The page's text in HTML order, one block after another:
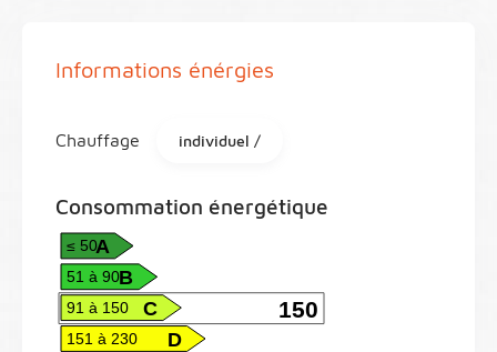
Informations énérgies
Chauffage individuel /
Consommation énergétique
A
≤ 50
B
51 à 90
150
C
91 à 150
D
151 à 230